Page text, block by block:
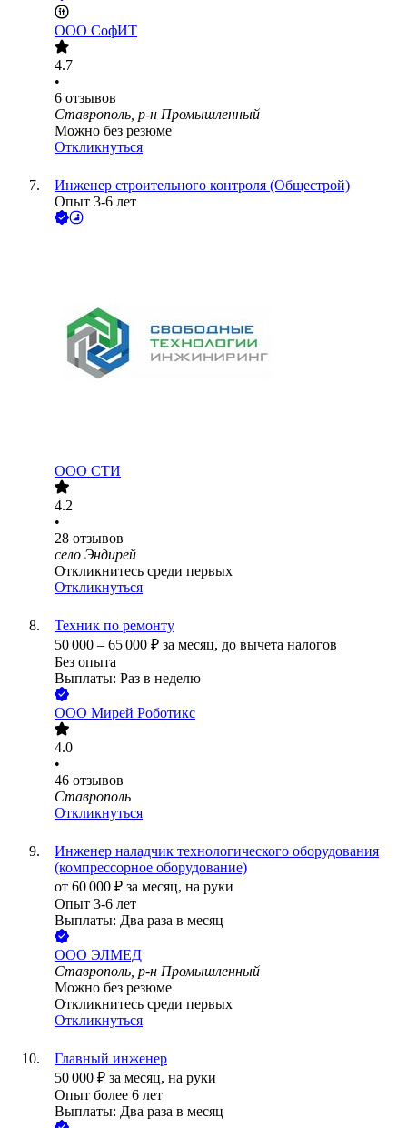
ООО СофИТ
4.7
•
6 отзывов
Ставрополь, р-н Промышленный
Можно без резюме
Откликнуться
Инженер строительного контроля (Общестрой)
Опыт 3-6 лет
ООО СТИ
4.2
•
28 отзывов
село Эндирей
Откликнитесь среди первых
Откликнуться
Техник по ремонту
50 000 – 65 000 ₽ за месяц, до вычета налогов
Без опыта
Выплаты: Раз в неделю
ООО Мирей Роботикс
4.0
•
46 отзывов
Ставрополь
Откликнуться
Инженер наладчик технологического оборудования
(компрессорное оборудование)
от 60 000 ₽ за месяц, на руки
Опыт 3-6 лет
Выплаты: Два раза в месяц
ООО ЭЛМЕД
Ставрополь, р-н Промышленный
Можно без резюме
Откликнитесь среди первых
Откликнуться
Главный инженер
50 000 ₽ за месяц, на руки
Опыт более 6 лет
Выплаты: Два раза в месяц